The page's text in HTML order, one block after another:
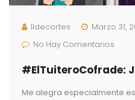
Ildecortes
Marzo 31,
No Hay Comentarios
#ElTuiteroCofrade:
Me alegra especialmente